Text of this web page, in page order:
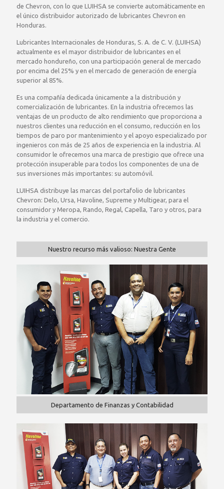
de Chevron, con lo que LUIHSA se convierte automáticamente en
el único distribuidor autorizado de lubricantes Chevron en
Honduras.
Lubricantes Internacionales de Honduras, S. A. de C. V. (LUIHSA)
actualmente es el mayor distribuidor de lubricantes en el
mercado hondureño, con una participación general de mercado
por encima del 25% y en el mercado de generación de energía
superior al 85%.
Es una compañía dedicada únicamente a la distribución y
comercialización de lubricantes. En la industria ofrecemos las
ventajas de un producto de alto rendimiento que proporciona a
nuestros clientes una reducción en el consumo, reducción en los
tiempos de paro por mantenimiento y el apoyo especializado por
ingenieros con más de 25 años de experiencia en la industria. Al
consumidor le ofrecemos una marca de prestigio que ofrece una
protección insuperable para todos los componentes de una de
sus inversiones más importantes: su automóvil.
LUIHSA distribuye las marcas del portafolio de lubricantes
Chevron: Delo, Ursa, Havoline, Supreme y Multigear, para el
consumidor y Meropa, Rando, Regal, Capella, Taro y otros, para
la industria y el comercio.
Nuestro recurso más valioso: Nuestra Gente
Departamento de Finanzas y Contabilidad